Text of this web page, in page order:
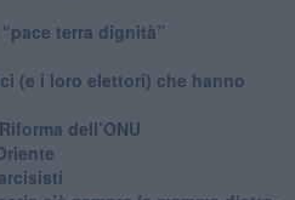
terra dignità”
(e i loro elettori) che hanno
dell’ONU